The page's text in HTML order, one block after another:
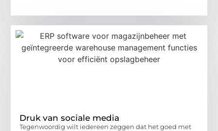
Druk van sociale media
Tegenwoordig wilt iedereen zeggen dat het goed met